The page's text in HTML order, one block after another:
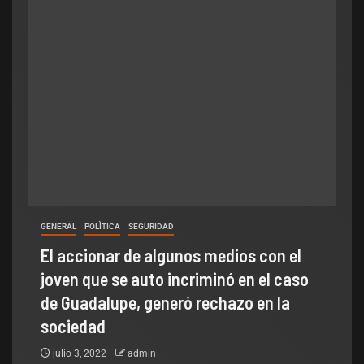
GENERAL POLÌTICA SEGURIDAD
El accionar de algunos medios con el
joven que se auto incriminó en el caso
de Guadalupe, generó rechazo en la
sociedad
julio 3, 2022 admin